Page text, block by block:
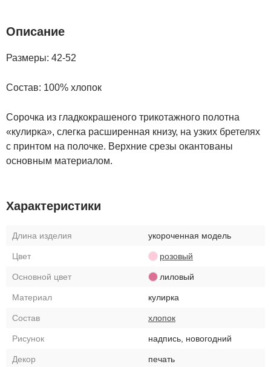
Описание
Размеры: 42-52
Состав: 100% хлопок
Сорочка из гладкокрашеного трикотажного полотна
«кулирка», слегка расширенная книзу, на узких бретелях
с принтом на полочке. Верхние срезы окантованы
основным материалом.
Характеристики
Длина изделия укороченная модель
Цвет розовый
Основной цвет лиловый
Материал кулирка
Состав хлопок
Рисунок надпись, новогодний
Декор печать